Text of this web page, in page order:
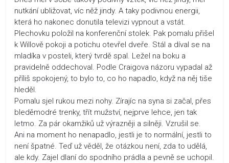
nutkání ubližovat, víc něž jindy. A taky podivnou energii,
která ho nakonec donutila televizi vypnout a vstát.
Plechovku položil na konferenční stolek. Pak pomalu přišel
k Willově pokoji a potichu otevřel dveře. Stál a díval se na
mladíka v posteli, který tvrdě spal. Ležel na boku a
pravidelně oddechoval. Podle Craigova názoru vypadal až
příliš spokojený, to bylo to, co ho napadlo, když na něj tiše
hleděl.
Pomalu sjel rukou mezi nohy. Zírajíc na syna si začal, přes
bleděmodré trenky, třít mužství, nejprve lehce, jen tak
letmo. Za pár okamžiků už výrazněji a silněji. Vzrušil se.
Ani na moment ho nenapadlo, jestli je to normální, jestli to
není špatné. Teď už věděl, že otázkou není, zda to udělá,
ale kdy. Zajel dlaní do spodního prádla a pevně se uchopil.